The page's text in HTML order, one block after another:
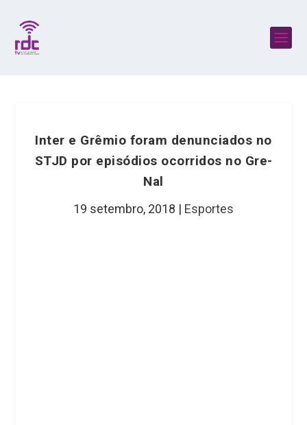
Inter e Grêmio foram denunciados no
STJD por episódios ocorridos no Gre-
Nal
19 setembro, 2018 | Esportes